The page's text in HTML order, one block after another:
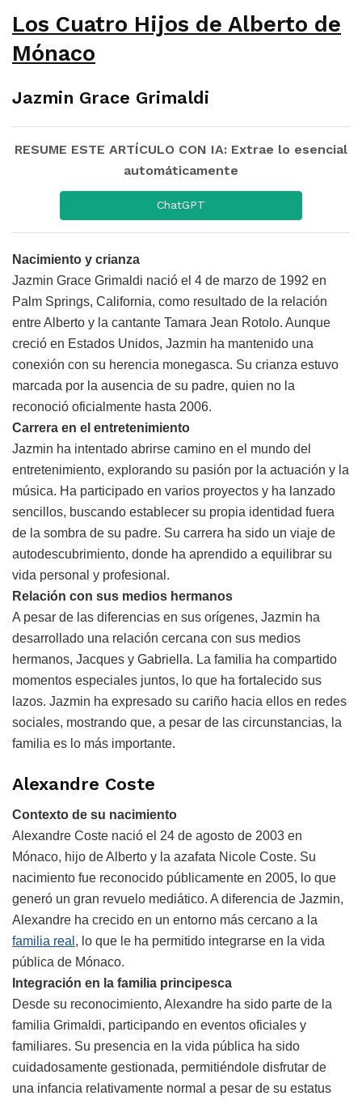
Los Cuatro Hijos de Alberto de
Mónaco
Jazmin Grace Grimaldi
RESUME ESTE ARTÍCULO CON IA: Extrae lo esencial
automáticamente
ChatGPT
Nacimiento y crianza
Jazmin Grace Grimaldi nació el 4 de marzo de 1992 en
Palm Springs, California, como resultado de la relación
entre Alberto y la cantante Tamara Jean Rotolo. Aunque
creció en Estados Unidos, Jazmin ha mantenido una
conexión con su herencia monegasca. Su crianza estuvo
marcada por la ausencia de su padre, quien no la
reconoció oficialmente hasta 2006.
Carrera en el entretenimiento
Jazmin ha intentado abrirse camino en el mundo del
entretenimiento, explorando su pasión por la actuación y la
música. Ha participado en varios proyectos y ha lanzado
sencillos, buscando establecer su propia identidad fuera
de la sombra de su padre. Su carrera ha sido un viaje de
autodescubrimiento, donde ha aprendido a equilibrar su
vida personal y profesional.
Relación con sus medios hermanos
A pesar de las diferencias en sus orígenes, Jazmin ha
desarrollado una relación cercana con sus medios
hermanos, Jacques y Gabriella. La familia ha compartido
momentos especiales juntos, lo que ha fortalecido sus
lazos. Jazmin ha expresado su cariño hacia ellos en redes
sociales, mostrando que, a pesar de las circunstancias, la
familia es lo más importante.
Alexandre Coste
Contexto de su nacimiento
Alexandre Coste nació el 24 de agosto de 2003 en
Mónaco, hijo de Alberto y la azafata Nicole Coste. Su
nacimiento fue reconocido públicamente en 2005, lo que
generó un gran revuelo mediático. A diferencia de Jazmin,
Alexandre ha crecido en un entorno más cercano a la
familia real , lo que le ha permitido integrarse en la vida
pública de Mónaco.
Integración en la familia principesca
Desde su reconocimiento, Alexandre ha sido parte de la
familia Grimaldi, participando en eventos oficiales y
familiares. Su presencia en la vida pública ha sido
cuidadosamente gestionada, permitiéndole disfrutar de
una infancia relativamente normal a pesar de su estatus